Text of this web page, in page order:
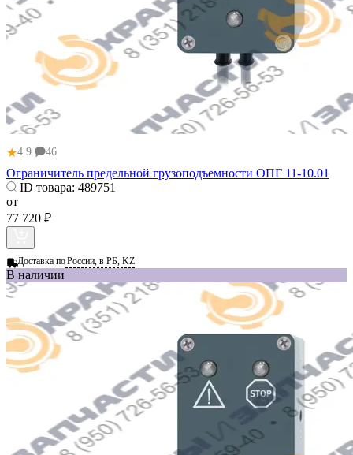
★4.9 46
Ограничитель предельной грузоподъемности ОПГ 11-10.01
ID товара: 489751
от
77 720 ₽
Доставка поРоссии, в РБ, KZ
В наличии